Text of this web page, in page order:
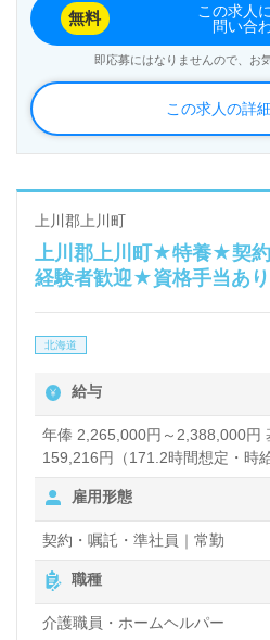
この求人の詳
無料
この求人
問い合
即応募にはなりませんので、お
上川郡上川町
上川郡上川町★特養★契
経験者歓迎★資格手当あ
北海道
給与
年俸 2,265,000円～2,388,000円
159,216円（171.2時間想定・時
手当：9,000円 資格手当：5,000
住宅手当：～27,000円 賞与あり
雇用形態
契約・嘱託・準社員｜常勤
職種
介護職員・ホームヘルパー